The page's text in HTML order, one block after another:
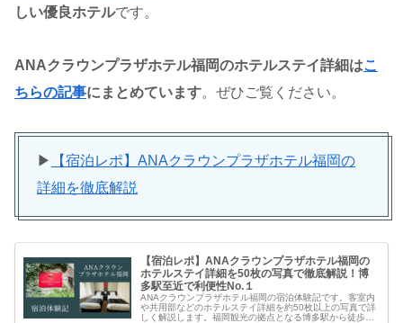
しい優良ホテルです。
ANAクラウンプラザホテル福岡のホテルステイ詳細はこ
ちらの記事にまとめています。ぜひご覧ください。
▶︎
【宿泊レポ】ANAクラウンプラザホテル福岡の
詳細を徹底解説
【宿泊レポ】ANAクラウンプラザホテル福岡の
ホテルステイ詳細を50枚の写真で徹底解説！博
多駅至近で利便性No.１
ANAクラウンプラザホテル福岡の宿泊体験記です。客室内
や共用部などのホテルステイ詳細を約50枚以上の写真で詳
しく解説します。福岡観光の拠点となる博多駅から徒歩圏